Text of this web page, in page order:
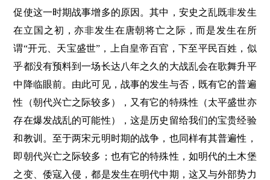
促使这一时期战事增多的原因。其中，安史之乱既非发生
在立国之初，亦非发生在唐朝将亡之际，而是发生在所
谓“开元、天宝盛世”，上自皇帝百官，下至平民百姓，似
乎都没有预料到一场长达八年之久的大战乱会在歌舞升平
中降临眼前。由此可见，战事的发生与否，既有它的普遍
性（朝代兴亡之际较多），又有它的特殊性（太平盛世亦
存在爆发战乱的可能性），这是历史留给我们的宝贵经验
和教训。至于两宋元明时期的战争，也同样有其普遍性，
即朝代兴亡之际较多；也有它的特殊性，如明代的土木堡
之变、倭寇入侵，都是发生在明代中期，这又与外部势力